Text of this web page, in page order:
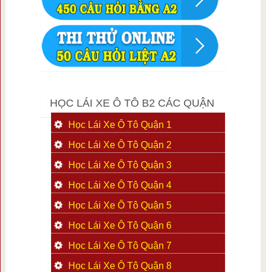
HỌC LÁI XE Ô TÔ B2 CÁC QUẬN
Học Lái Xe Ô Tô Quận 1
Học Lái Xe Ô Tô Quận 2
Học Lái Xe Ô Tô Quận 3
Học Lái Xe Ô Tô Quận 4
Học Lái Xe Ô Tô Quận 5
Học Lái Xe Ô Tô Quận 6
Học Lái Xe Ô Tô Quận 7
Học Lái Xe Ô Tô Quận 8